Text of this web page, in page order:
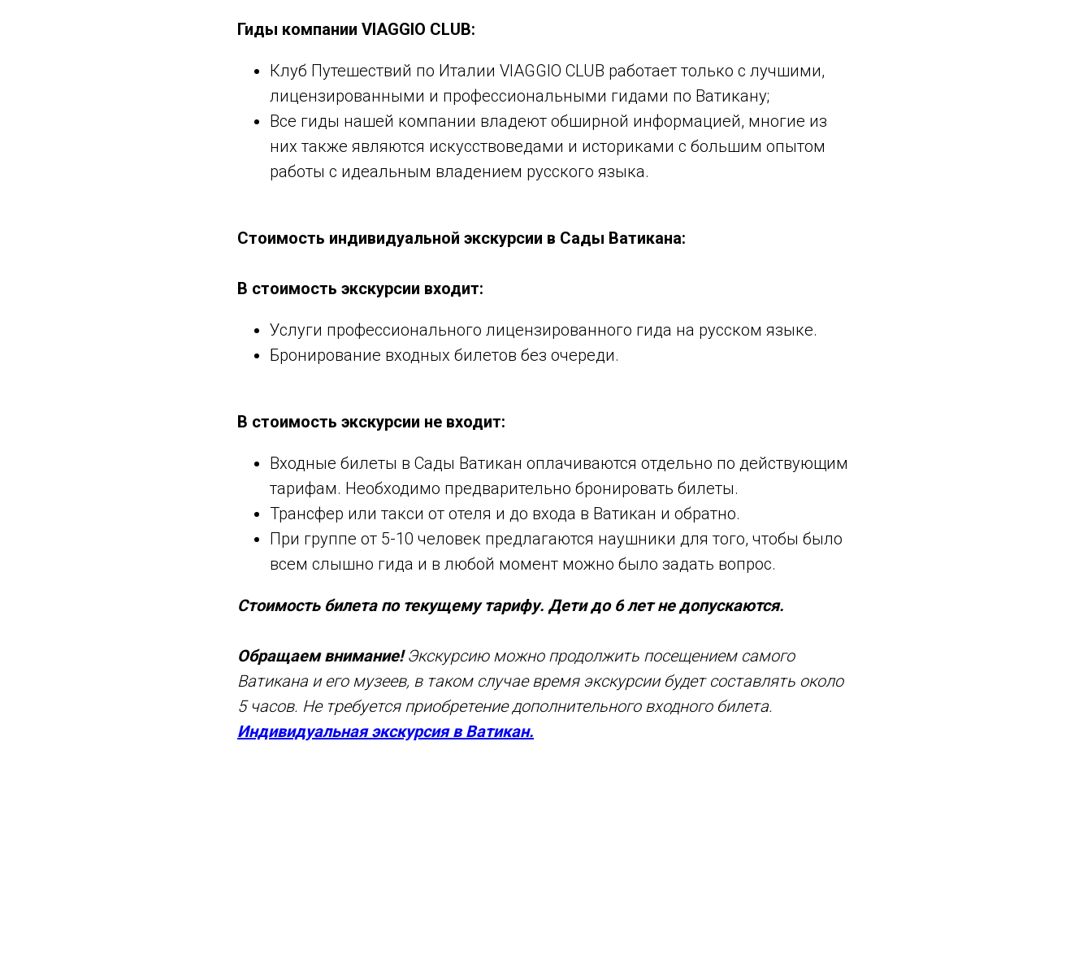
Гиды компании VIAGGIO CLUB:
Клуб Путешествий по Италии VIAGGIO CLUB работает только с лучшими,
лицензированными и профессиональными гидами по Ватикану;
Все гиды нашей компании владеют обширной информацией, многие из
них также являются искусствоведами и историками с большим опытом
работы с идеальным владением русского языка.
Стоимость индивидуальной экскурсии в Сады Ватикана:
В стоимость экскурсии входит:
Услуги профессионального лицензированного гида на русском языке.
Бронирование входных билетов без очереди.
В стоимость экскурсии не входит:
Входные билеты в Сады Ватикан оплачиваются отдельно по действующим
тарифам. Необходимо предварительно бронировать билеты.
Трансфер или такси от отеля и до входа в Ватикан и обратно.
При группе от 5-10 человек предлагаются наушники для того, чтобы было
всем слышно гида и в любой момент можно было задать вопрос.
Стоимость билета по текущему тарифу. Дети до 6 лет не допускаются.
Обращаем внимание!Экскурсию можно продолжить посещением самого
Ватикана и его музеев, в таком случае время экскурсии будет составлять около
5 часов. Не требуется приобретение дополнительного входного билета.
Индивидуальная экскурсия в Ватикан.